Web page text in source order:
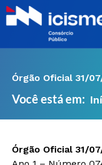
Ir
para
Órgão Oficial 31/
Você está em:
Órgão Oficial 31/